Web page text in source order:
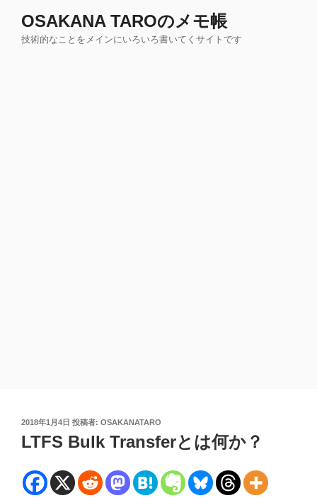
OSAKANA TAROのメモ帳
技術的なことをメインにいろいろ書いてくサイトです
投
稿
日:
2018年1月4日 投稿者: OSAKANATARO
LTFS Bulk Transferとは何か？